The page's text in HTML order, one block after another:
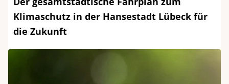
Klimaschutz in der Hansestadt Lübeck für
die Zukunft